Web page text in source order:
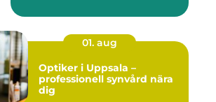
01. aug
Optiker i Uppsala –
professionell synvård nära
dig